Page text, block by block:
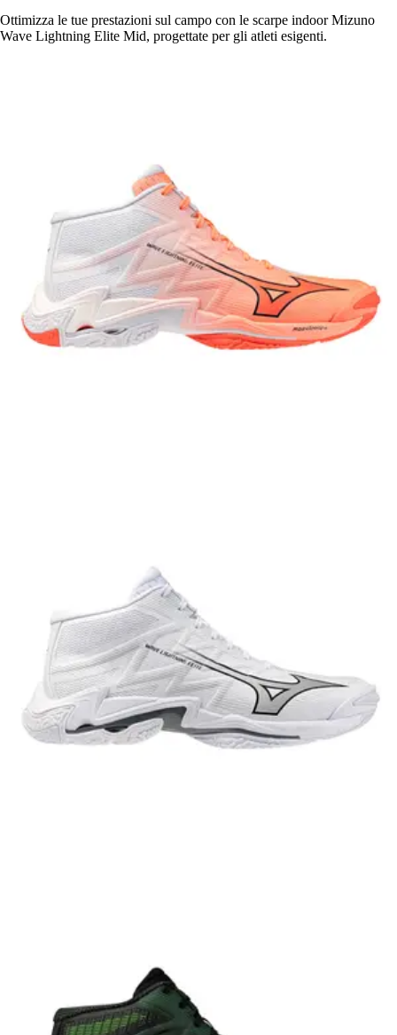
Ottimizza le tue prestazioni sul campo con le scarpe indoor Mizuno
Wave Lightning Elite Mid, progettate per gli atleti esigenti.